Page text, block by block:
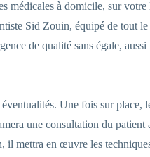
médicales à domicile, sur
Sid Zouin, équipé de tout
de qualité sans égale,
Une fois sur
une consultation du
il mettra en œuvre les